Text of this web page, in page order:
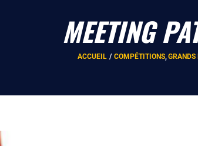
MEETING
ACCUEIL COMPÉTITIONS GRANDS